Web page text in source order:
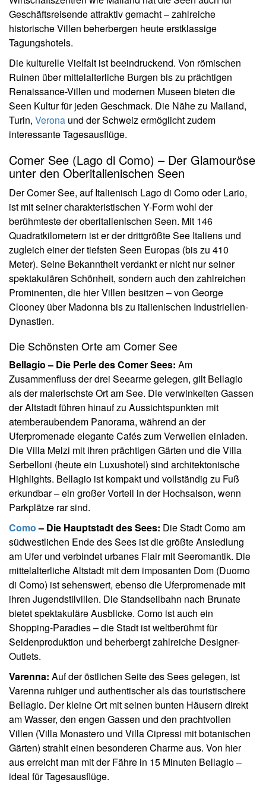
Geschäftsreisende attraktiv gemacht – zahlreiche
historische Villen beherbergen heute erstklassige
Tagungshotels.
Die kulturelle Vielfalt ist beeindruckend. Von römischen
Ruinen über mittelalterliche Burgen bis zu prächtigen
Renaissance-Villen und modernen Museen bieten die
Seen Kultur für jeden Geschmack. Die Nähe zu Mailand,
Turin, Verona und der Schweiz ermöglicht zudem
interessante Tagesausflüge.
Comer See (Lago di Como) – Der Glamouröse
unter den Oberitalienischen Seen
Der Comer See, auf Italienisch Lago di Como oder Lario,
ist mit seiner charakteristischen Y-Form wohl der
berühmteste der oberitalienischen Seen. Mit 146
Quadratkilometern ist er der drittgrößte See Italiens und
zugleich einer der tiefsten Seen Europas (bis zu 410
Meter). Seine Bekanntheit verdankt er nicht nur seiner
spektakulären Schönheit, sondern auch den zahlreichen
Prominenten, die hier Villen besitzen – von George
Clooney über Madonna bis zu italienischen Industriellen-
Dynastien.
Die Schönsten Orte am Comer See
Bellagio – Die Perle des Comer Sees: Am
Zusammenfluss der drei Seearme gelegen, gilt Bellagio
als der malerischste Ort am See. Die verwinkelten Gassen
der Altstadt führen hinauf zu Aussichtspunkten mit
atemberaubendem Panorama, während an der
Uferpromenade elegante Cafés zum Verweilen einladen.
Die Villa Melzi mit ihren prächtigen Gärten und die Villa
Serbelloni (heute ein Luxushotel) sind architektonische
Highlights. Bellagio ist kompakt und vollständig zu Fuß
erkundbar – ein großer Vorteil in der Hochsaison, wenn
Parkplätze rar sind.
Como– Die Hauptstadt des Sees: Die Stadt Como am
südwestlichen Ende des Sees ist die größte Ansiedlung
am Ufer und verbindet urbanes Flair mit Seeromantik. Die
mittelalterliche Altstadt mit dem imposanten Dom (Duomo
di Como) ist sehenswert, ebenso die Uferpromenade mit
ihren Jugendstilvillen. Die Standseilbahn nach Brunate
bietet spektakuläre Ausblicke. Como ist auch ein
Shopping-Paradies – die Stadt ist weltberühmt für
Seidenproduktion und beherbergt zahlreiche Designer-
Outlets.
Varenna: Auf der östlichen Seite des Sees gelegen, ist
Varenna ruhiger und authentischer als das touristischere
Bellagio. Der kleine Ort mit seinen bunten Häusern direkt
am Wasser, den engen Gassen und den prachtvollen
Villen (Villa Monastero und Villa Cipressi mit botanischen
Gärten) strahlt einen besonderen Charme aus. Von hier
aus erreicht man mit der Fähre in 15 Minuten Bellagio –
ideal für Tagesausflüge.